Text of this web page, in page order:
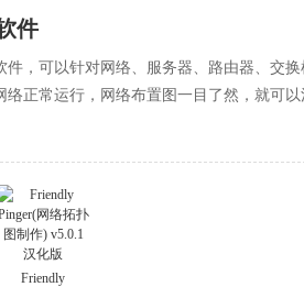
件
件，可以针对网络、服务器、路由器、交
络正常运行，网络布置图一目了然，就可以
Friendly